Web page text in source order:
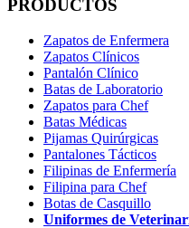
PRODUCTOS
Zapatos de Enfermera
Zapatos Clínicos
Pantalón Clínico
Batas de Laboratorio
Zapatos para Chef
Batas Médicas
Pijamas Quirúrgicas
Pantalones Tácticos
Filipinas de Enfermería
Filipina para Chef
Botas de Casquillo
Uniformes de